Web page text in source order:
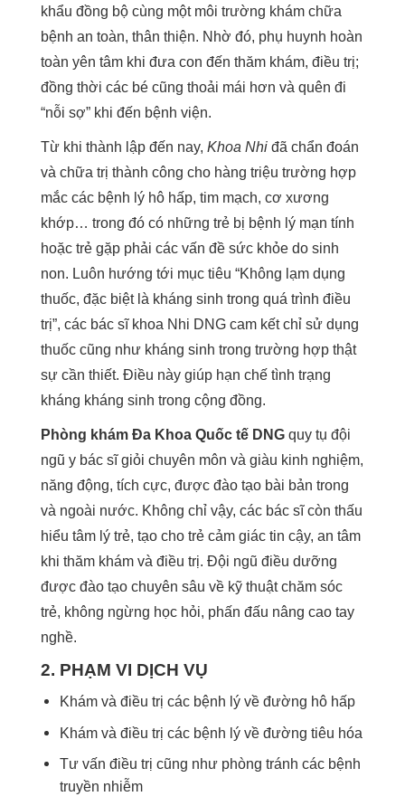
khẩu đồng bộ cùng một môi trường khám chữa
bệnh an toàn, thân thiện. Nhờ đó, phụ huynh hoàn
toàn yên tâm khi đưa con đến thăm khám, điều trị;
đồng thời các bé cũng thoải mái hơn và quên đi
“nỗi sợ” khi đến bệnh viện.
Từ khi thành lập đến nay, Khoa Nhi đã chẩn đoán
và chữa trị thành công cho hàng triệu trường hợp
mắc các bệnh lý hô hấp, tim mạch, cơ xương
khớp… trong đó có những trẻ bị bệnh lý mạn tính
hoặc trẻ gặp phải các vấn đề sức khỏe do sinh
non. Luôn hướng tới mục tiêu “Không lạm dụng
thuốc, đặc biệt là kháng sinh trong quá trình điều
trị”, các bác sĩ khoa Nhi DNG cam kết chỉ sử dụng
thuốc cũng như kháng sinh trong trường hợp thật
sự cần thiết. Điều này giúp hạn chế tình trạng
kháng kháng sinh trong cộng đồng.
Phòng khám Đa Khoa Quốc tế DNG quy tụ đội
ngũ y bác sĩ giỏi chuyên môn và giàu kinh nghiệm,
năng động, tích cực, được đào tạo bài bản trong
và ngoài nước. Không chỉ vậy, các bác sĩ còn thấu
hiểu tâm lý trẻ, tạo cho trẻ cảm giác tin cậy, an tâm
khi thăm khám và điều trị. Đội ngũ điều dưỡng
được đào tạo chuyên sâu về kỹ thuật chăm sóc
trẻ, không ngừng học hỏi, phấn đấu nâng cao tay
nghề.
2. PHẠM VI DỊCH VỤ
Khám và điều trị các bệnh lý về đường hô hấp
Khám và điều trị các bệnh lý về đường tiêu hóa
Tư vấn điều trị cũng như phòng tránh các bệnh
truyền nhiễm